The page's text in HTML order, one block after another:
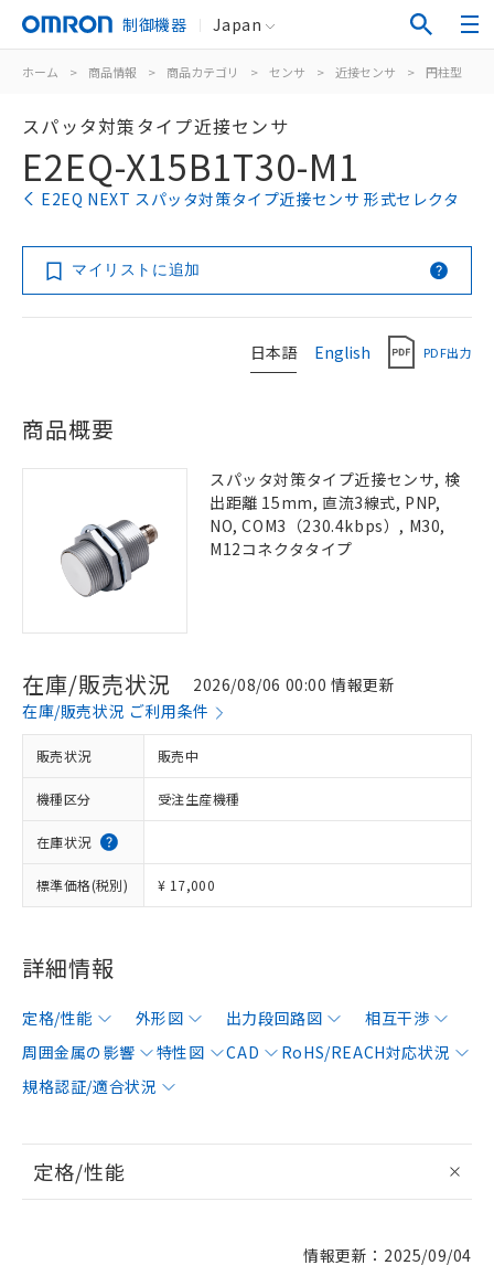
制御機器 Japan
ホーム > 商品情報 > 商品カテゴリ > センサ > 近接センサ > 円柱型
スパッタ対策タイプ近接センサ
E2EQ-X15B1T30-M1
E2EQ NEXT スパッタ対策タイプ近接センサ 形式セレクタ
マイリストに追加
日本語 English PDF出力
商品概要
スパッタ対策タイプ近接センサ, 検
出距離 15mm, 直流3線式, PNP,
NO, COM3（230.4kbps）, M30,
M12コネクタタイプ
在庫/販売状況
2026/08/06 00:00 情報更新
在庫/販売状況 ご利用条件
販売状況 販売中
機種区分 受注生産機種
在庫状況
標準価格(税別) ¥ 17,000
詳細情報
定格/性能 外形図 出力段回路図
相互干渉
周囲金属の影響
特性図 CAD
RoHS/REACH対応状況
規格認証/適合状況
定格/性能
情報更新：2025/09/04